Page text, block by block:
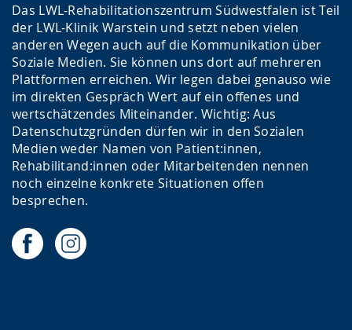
Das LWL-Rehabilitationszentrum Südwestfalen ist Teil
der LWL-Klinik Warstein und setzt neben vielen
anderen Wegen auch auf die Kommunikation über
Soziale Medien. Sie können uns dort auf mehreren
Plattformen erreichen. Wir legen dabei genauso wie
im direkten Gespräch Wert auf ein offenes und
wertschätzendes Miteinander. Wichtig: Aus
Datenschutzgründen dürfen wir in den Sozialen
Medien weder Namen von Patient:innen,
Rehabilitand:innen oder Mitarbeitenden nennen
noch einzelne konkrete Situationen offen
besprechen.